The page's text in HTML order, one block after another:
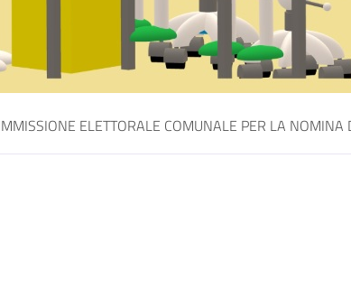
ELETTORALE COMUNALE PER LA NOMINA